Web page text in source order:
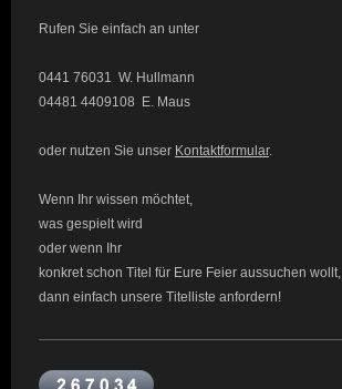
Rufen Sie einfach an unter
0441 76031 W. Hullmann
04481 4409108 E. Maus
oder nutzen Sie unser Kontaktformular.
Wenn Ihr wissen möchtet,
was gespielt wird
oder wenn Ihr
konkret schon Titel für Eure Feier aussuchen wollt,
dann einfach unsere Titelliste anfordern!